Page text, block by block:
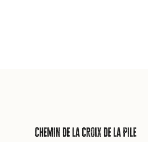
Chemin de la croix de la Pile